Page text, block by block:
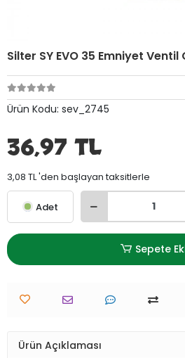
Silter SY EVO 35 Emniyet Ventil
Ürün Kodu: sev_2745
36,97 TL
3,08 TL 'den başlayan taksitlerle
Adet
Sepete
Ürün Açıklaması